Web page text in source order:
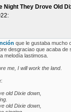
Night They Drove Old
que le gustaba mucho
desgraciao que acaba
melodía lastimosa.
me, I will work the land.
old Dixie down,
old Dixie down,